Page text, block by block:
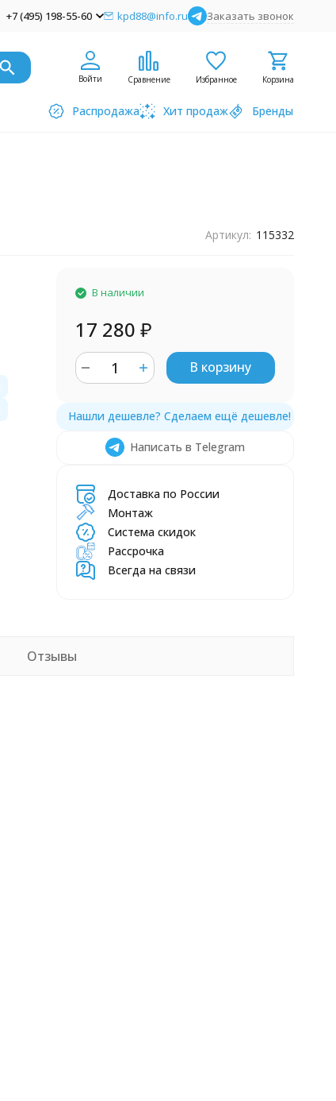
+7 (495) 198-55-60 kpd88@info.ru Заказать звонок
Войти Сравнение Избранное Корзина
Распродажа Хит продаж Бренды
Артикул: 115332
В наличии
17 280 ₽
В корзину
Написать в Telegram
Доставка по России
Монтаж
Система скидок
Рассрочка
Всегда на связи
Отзывы